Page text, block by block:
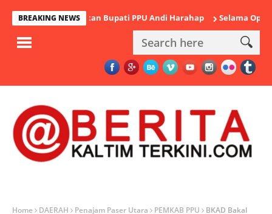
BREAKING NEWS
Duka Mantan Bupati PPU Andi Harahap Selama Operasi Antik
Home DAERAH Penajam Paser Utara PEMKAB PPU
BKAD Bakal